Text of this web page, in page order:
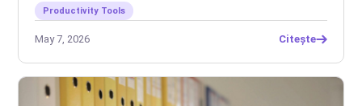
Productivity Tools
May 7, 2026 Citește